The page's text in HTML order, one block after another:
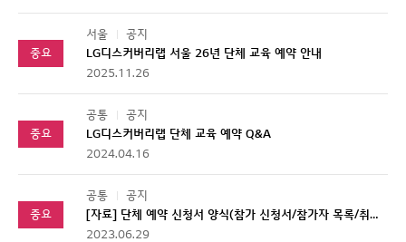
중요
서울
공지
LG디스커버리랩 서울 26년 단체 교육 예약 안내
2025.11.26
중요
공통
공지
LG디스커버리랩 단체 교육 예약 Q&A
2024.04.16
중요
공통
공지
[자료] 단체 예약 신청서 양식(참가 신청서/참가자 목록/취소 신청서)
2023.06.29